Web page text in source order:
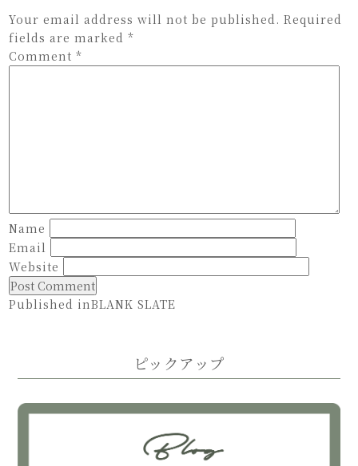
Your email address will not be published. Required
fields are marked*
Comment*
Name
Email
Website
Post
Published inBLANK SLATE
ピックアップ